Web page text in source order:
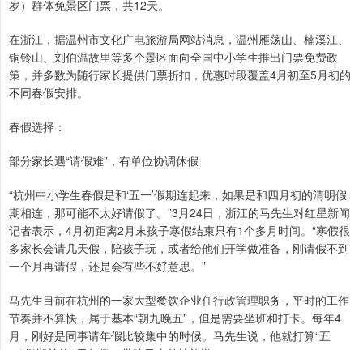
岁）群体免景区门票，共12天。
在浙江，据温州市文化广电旅游局网站消息，温州雁荡山、楠溪江、
铜铃山、刘伯温故里等多个景区面向全国中小学生推出门票免费政
策，并多数为随行家长提供门票折扣，优惠时段覆盖4月初至5月初的
不同春假安排。
春假选择：
部分家长遇“请假难”，有单位协调休假
“杭州中小学生春假是和‘五一’假期连起来，如果是和四月初的清明假
期相连，那可能不太好请假了。”3月24日，浙江的马先生对红星新闻
记者表示，4月初距离2月末孩子寒假结束只有1个多月时间。“寒假很
多家长会请几天假，陪孩子玩，或者给他们开学做准备，刚请假不到
一个月再请假，还是会有些不好意思。”
马先生目前在杭州的一家大型餐饮企业任行政管理职务，平时的工作
节奏并不算快，属于基本“朝九晚五”，但是需要坐班和打卡。每年4
月，刚好是同事请年假比较集中的时候。马先生说，他就打算“五